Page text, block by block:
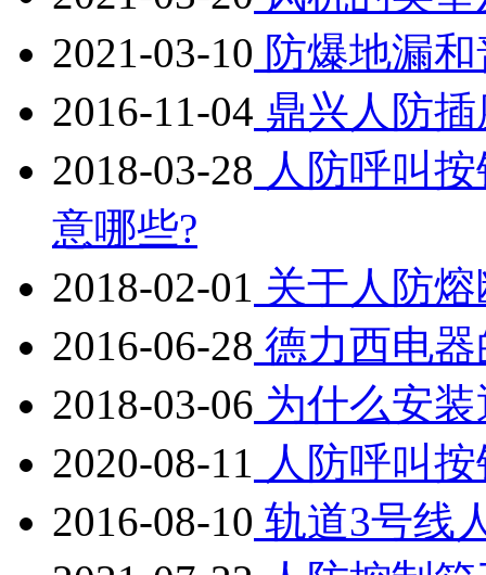
2021-03-10 防爆地漏
2016-11-04 鼎兴人防
2018-03-28 人防呼叫
意哪些?
2018-02-01 关于人防
2016-06-28 德力西电
2018-03-06 为什么安
2020-08-11 人防呼叫
2016-08-10 轨道3号线